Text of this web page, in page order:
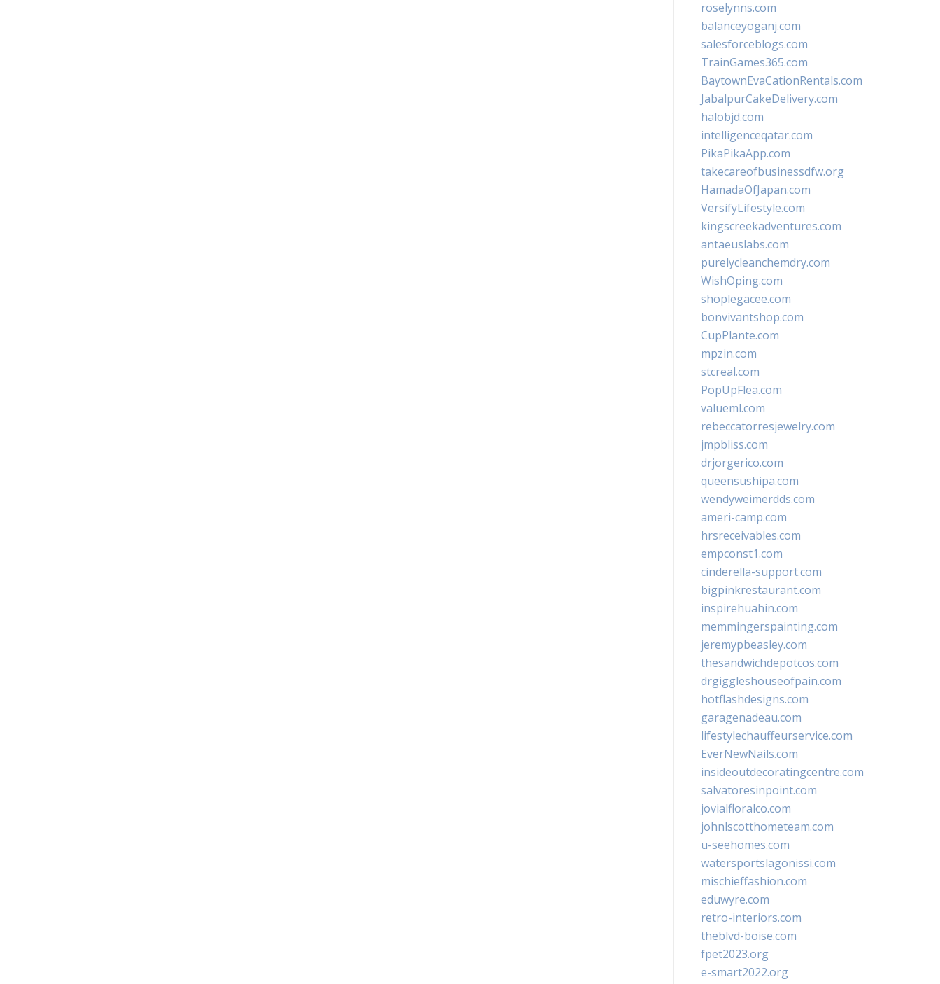
roselynns.com
balanceyoganj.com
salesforceblogs.com
TrainGames365.com
BaytownEvaCationRentals.com
JabalpurCakeDelivery.com
halobjd.com
intelligenceqatar.com
PikaPikaApp.com
takecareofbusinessdfw.org
HamadaOfJapan.com
VersifyLifestyle.com
kingscreekadventures.com
antaeuslabs.com
purelycleanchemdry.com
WishOping.com
shoplegacee.com
bonvivantshop.com
CupPlante.com
mpzin.com
stcreal.com
PopUpFlea.com
valueml.com
rebeccatorresjewelry.com
jmpbliss.com
drjorgerico.com
queensushipa.com
wendyweimerdds.com
ameri-camp.com
hrsreceivables.com
empconst1.com
cinderella-support.com
bigpinkrestaurant.com
inspirehuahin.com
memmingerspainting.com
jeremypbeasley.com
thesandwichdepotcos.com
drgiggleshouseofpain.com
hotflashdesigns.com
garagenadeau.com
lifestylechauffeurservice.com
EverNewNails.com
insideoutdecoratingcentre.com
salvatoresinpoint.com
jovialfloralco.com
johnlscotthometeam.com
u-seehomes.com
watersportslagonissi.com
mischieffashion.com
eduwyre.com
retro-interiors.com
theblvd-boise.com
fpet2023.org
e-smart2022.org